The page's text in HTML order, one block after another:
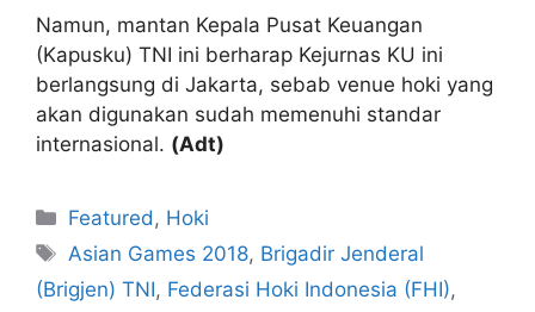
Namun, mantan Kepala Pusat Keuangan
(Kapusku) TNI ini berharap Kejurnas KU ini
berlangsung di Jakarta, sebab venue hoki yang
akan digunakan sudah memenuhi standar
internasional. (Adt)
Featured, Hoki
Asian Games 2018, Brigadir Jenderal
(Brigjen) TNI, Federasi Hoki Indonesia (FHI),